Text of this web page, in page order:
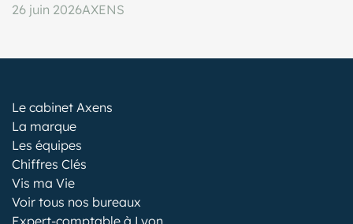
26 juin 2026AXENS
Le cabinet Axens
La marque
Les équipes
Chiffres Clés
Vis ma Vie
Voir tous nos bureaux
Expert-comptable à Lyon